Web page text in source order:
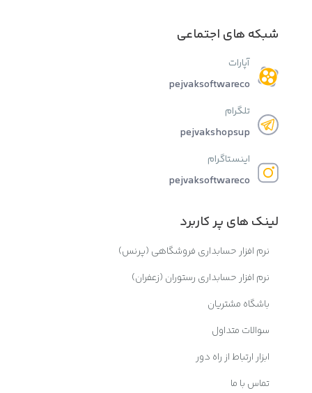
شبکه های اجتماعی
آپارات
pejvaksoftwareco
تلگرام
pejvakshopsup
اینستاگرام
pejvaksoftwareco
لینک های پر کاربرد
نرم افزار حسابداری فروشگاهی (پرنس)
نرم افزار حسابداری رستوران (زعفران)
باشگاه مشتریان
سوالات متداول
ابزار ارتباط از راه دور
تماس با ما